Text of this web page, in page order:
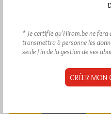
* Je certifie qu’Hiram.be ne fera
transmettra à personne les
seule fin de la gestion de ses
CRÉER MON